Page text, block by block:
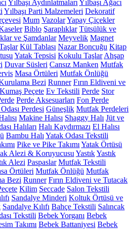
Yılbaşı Aydınlatmaları Yılbaşı Ağacı
Yılbaşı Parti Malzemeleri Dekoratif
Mum VazolarYapay Çiçekler
Biblo Şaraplıklar Tütsülük ve
ve Şamdanlar Meyvelik Magnet
Kül Tablası Nazar Boncuğu Kitap
Yatak Tepsisi Kokulu Taşlar Ahşap
Duvar Süsleri Cansız Manken Mutfak
Masa Örtüleri Mutfak Önlüğü
Bezi Runner Fırın Eldiveni ve
Kumaş Peçete Ev Tekstili Perde Stor
Perde Aksesuarları Fon Perde
Perdesi Güneşlik Mutfak Perdeleri
Makine Halısı Shaggy Halı Jüt ve
Halıları Halı Kaydırmazı El Halısı
Bambu Halı Yatak Odası Tekstili
Pike ve Pike Takımı Yatak Örtüsü
Alezi & Koruyucusu YastıkYastık
Alezi Paspaslar Mutfak Tekstili
Örtüleri Mutfak Önlüğü Mutfak
Bezi Runner Fırın Eldiveni ve Tutacak
Kilim Seccade Salon Tekstili
Sandalye Minderi Koltuk Örtüsü ve
Sandalye Kılıfı Bahçe Tekstili Salıncak
Tekstili Bebek Yorganı Bebek
Takımı Bebek Battaniyesi Bebek